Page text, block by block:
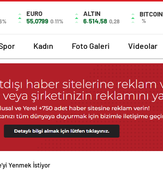
EURO
55,0799 0.11%
ALTIN
6.514,58 0,28
BITCOIN
%
Kadın Foto Galeri Videolar
Yenmek İstiyor